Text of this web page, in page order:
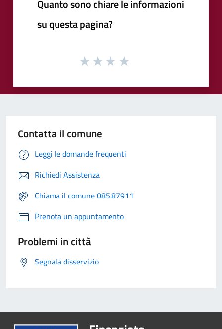
Quanto sono chiare le informazioni
su questa pagina?
Contatta il comune
Leggi le domande frequenti
Richiedi Assistenza
Chiama il comune 085.87911
Prenota un appuntamento
Problemi in città
Segnala disservizio